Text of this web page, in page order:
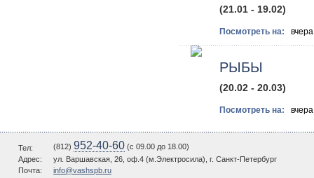
(21.01 - 19.02)
Посмотреть на:
РЫБЫ
(20.02 - 20.03)
Посмотреть на:
Тел: (812) 952-40-60 (c 09.00 до 18.00)
Адрес:
ул. Варшавская, 26, оф.4 (м.Электросила), г. Санкт-Петербург
Почта:
info@vashspb.ru